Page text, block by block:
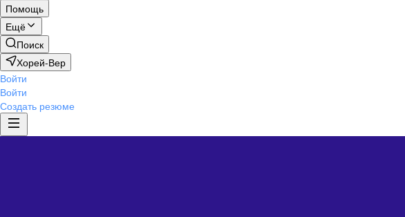
Помощь
Ещё
Поиск
Хорей-Вер
Войти
Войти
Создать резюме